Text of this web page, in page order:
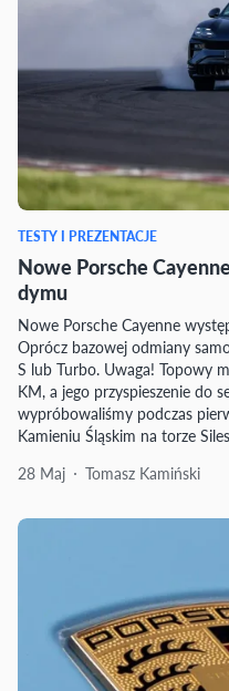
TESTY I PREZENTACJE
Nowe Porsche
dymu
Nowe Porsche Cayenne
Oprócz bazowej odmiany
S lub Turbo. Uwaga! Topowy
KM, a jego przyspieszenie do
wypróbowaliśmy podczas
Kamieniu Śląskim na torze
28 Maj
Tomasz Kamiński